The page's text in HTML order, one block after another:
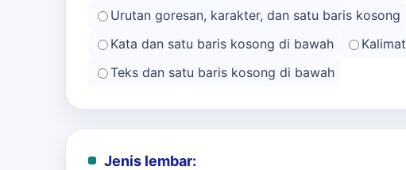
Urutan goresan, karakter, dan satu baris kosong
Kata dan satu baris kosong di bawah
Kalimat
Teks dan satu baris kosong di bawah
Jenis lembar: